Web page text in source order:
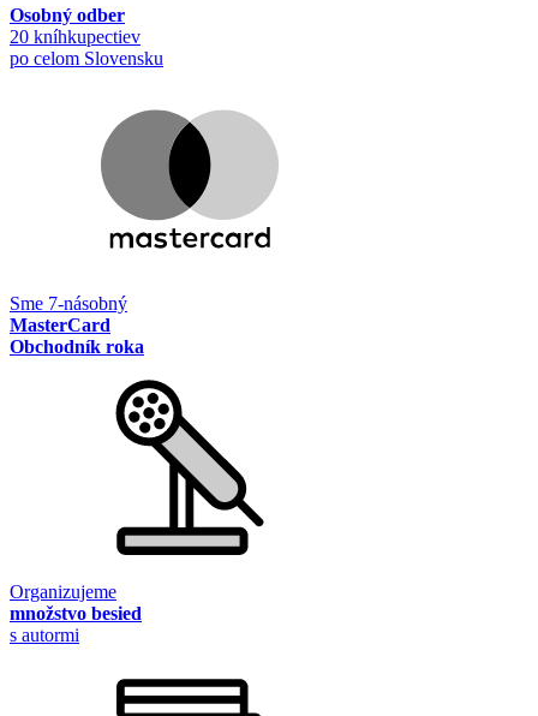
Osobný odber
20 kníhkupectiev
po celom Slovensku
Sme 7-násobný
MasterCard
Obchodník roka
Organizujeme
množstvo besied
s autormi